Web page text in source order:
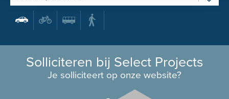
Solliciteren bij Select Projects
Je solliciteert op onze website?